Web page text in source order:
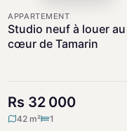
APPARTEMENT
Studio neuf à louer au
cœur de Tamarin
Rs 32 000
42 m² 1